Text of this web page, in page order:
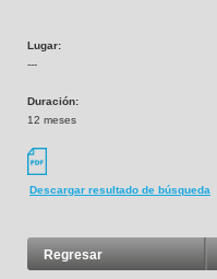
Lugar:
---
Duración:
12 meses
Descargar resultado de búsqueda
Regresar